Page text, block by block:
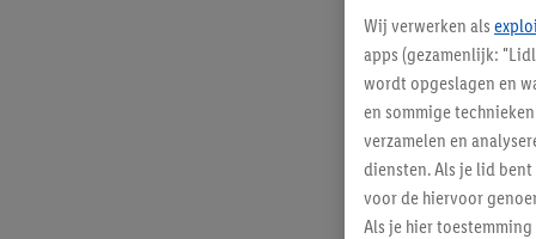
Wij verwerken als
apps (gezamenlijk:
wordt opgeslagen en
en sommige
verzamelen en
diensten. Als je lid
voor de hiervoor
Als je hier